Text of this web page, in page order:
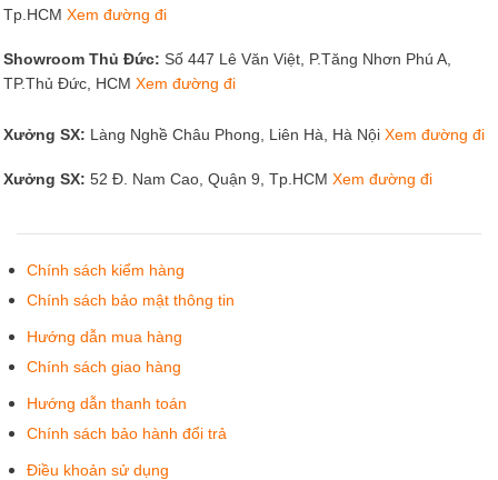
Tp.HCM Xem đường đi
Showroom Thủ Đức: Số 447 Lê Văn Việt, P.Tăng Nhơn Phú A,
TP.Thủ Đức, HCM Xem đường đi
Xưởng SX: Làng Nghề Châu Phong, Liên Hà, Hà Nội Xem đường đi
Xưởng SX: 52 Đ. Nam Cao, Quận 9, Tp.HCM Xem đường đi
Chính sách kiểm hàng
Chính sách bảo mật thông tin
Hướng dẫn mua hàng
Chính sách giao hàng
Hướng dẫn thanh toán
Chính sách bảo hành đổi trả
Điều khoản sử dụng